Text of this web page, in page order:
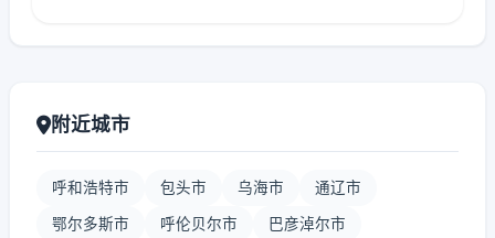
附近城市
呼和浩特市 包头市 乌海市 通辽市
鄂尔多斯市 呼伦贝尔市 巴彦淖尔市